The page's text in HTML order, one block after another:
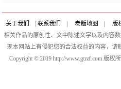
关于我们 联系我们 老版地图 版
相关作品的原创性、文中陈述文字以及内容
现本网站上有侵犯您的合法权益的内容，请
Copyright © 2019 http://www.gtrzf.com 版权